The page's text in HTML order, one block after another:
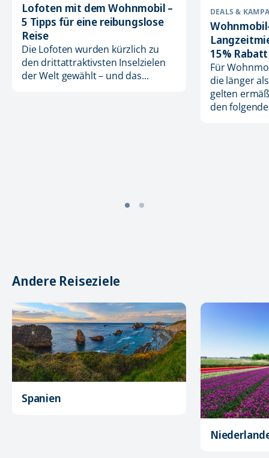
Lofoten mit dem Wohnmobil –
5 Tipps für eine reibungslose
Reise
Die Lofoten wurden kürzlich zu
den drittattraktivsten Inselzielen
der Welt gewählt – und das...
DEALS &
15%
Für
die länger
gelten
den
Andere Reiseziele
Spanien